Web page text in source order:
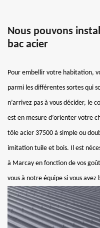
Nous pouvons
bac acier
Pour embellir votre habitation,
parmi les différentes sortes qui
n’arrivez pas à vous décider, le
est en mesure d’orienter votre
tôle acier 37500 à simple ou
imitation tuile et bois. Il est
à Marcay en fonction de vos
vous à notre équipe si vous avez